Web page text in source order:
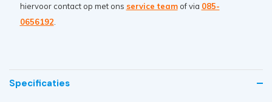
hiervoor contact op met ons service teamof via 085-
0656192
Specificaties